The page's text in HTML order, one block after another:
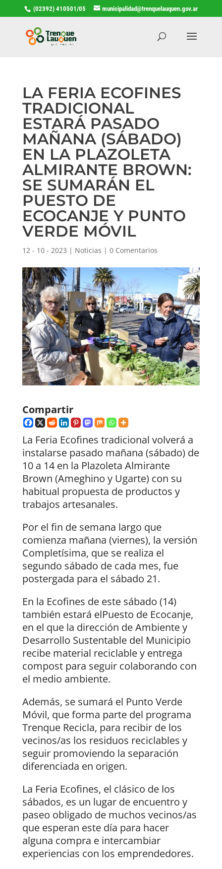
(02392) 410501/05 municipalidad@trenquelauquen.gov.ar
LA FERIA ECOFINES
TRADICIONAL
ESTARÁ PASADO
MAÑANA (SÁBADO)
EN LA PLAZOLETA
ALMIRANTE BROWN:
SE SUMARÁN EL
PUESTO DE
ECOCANJE Y PUNTO
VERDE MÓVIL
12 - 10 - 2023 | Noticias | 0 Comentarios
Compartir
La Feria Ecofines tradicional volverá a
instalarse pasado mañana (sábado) de
10 a 14 en la Plazoleta Almirante
Brown (Ameghino y Ugarte) con su
habitual propuesta de productos y
trabajos artesanales.
Por el fin de semana largo que
comienza mañana (viernes), la versión
Completísima, que se realiza el
segundo sábado de cada mes, fue
postergada para el sábado 21.
En la Ecofines de este sábado (14)
también estará elPuesto de Ecocanje,
en el que la dirección de Ambiente y
Desarrollo Sustentable del Municipio
recibe material reciclable y entrega
compost para seguir colaborando con
el medio ambiente.
Además, se sumará el Punto Verde
Móvil, que forma parte del programa
Trenque Recicla, para recibir de los
vecinos/as los residuos reciclables y
seguir promoviendo la separación
diferenciada en origen.
La Feria Ecofines, el clásico de los
sábados, es un lugar de encuentro y
paseo obligado de muchos vecinos/as
que esperan este día para hacer
alguna compra e intercambiar
experiencias con los emprendedores.